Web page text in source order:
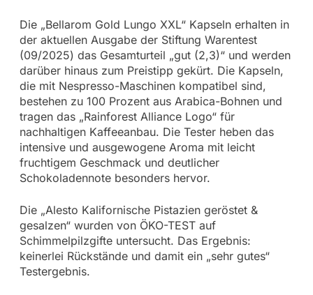
Die „Bellarom Gold Lungo XXL“ Kapseln erhalten in
der aktuellen Ausgabe der Stiftung Warentest
(09/2025) das Gesamturteil „gut (2,3)“ und werden
darüber hinaus zum Preistipp gekürt. Die Kapseln,
die mit Nespresso-Maschinen kompatibel sind,
bestehen zu 100 Prozent aus Arabica-Bohnen und
tragen das „Rainforest Alliance Logo“ für
nachhaltigen Kaffeeanbau. Die Tester heben das
intensive und ausgewogene Aroma mit leicht
fruchtigem Geschmack und deutlicher
Schokoladennote besonders hervor.
Die „Alesto Kalifornische Pistazien geröstet &
gesalzen“ wurden von ÖKO-TEST auf
Schimmelpilzgifte untersucht. Das Ergebnis:
keinerlei Rückstände und damit ein „sehr gutes“
Testergebnis.